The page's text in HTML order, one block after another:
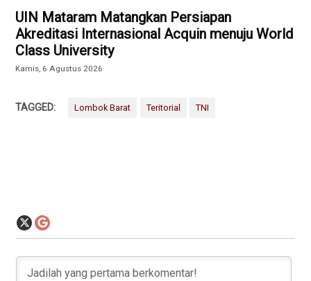
UIN Mataram Matangkan Persiapan
Akreditasi Internasional Acquin menuju World
Class University
Kamis, 6 Agustus 2026
TAGGED: Lombok Barat Teritorial TNI